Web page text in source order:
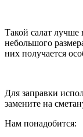
Такой салат лучше
небольшого
них получается
Для заправки
замените на
Нам понадобится: